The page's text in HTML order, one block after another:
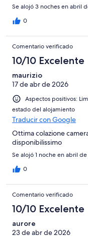
Se alojó 3 noches en abril
0
Comentario verificado
10/10 Excelente
maurizio
17 de abr de 2026
Aspectos positivos:
estado del alojamiento
Traducir con Google
Ottima colazione
disponibilissimo
Se alojó 1 noche en abril
0
Comentario verificado
10/10 Excelente
aurore
23 de abr de 2026